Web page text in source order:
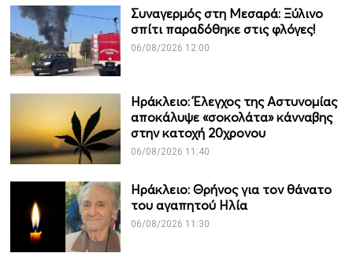
Συναγερμός στη Μεσαρά: Ξύλινο
σπίτι παραδόθηκε στις φλόγες!
06/08/2026 12:00
Ηράκλειο: Έλεγχος της Αστυνομίας
αποκάλυψε «σοκολάτα» κάνναβης
στην κατοχή 20χρονου
06/08/2026 11:40
Ηράκλειο: Θρήνος για τον θάνατο
του αγαπητού Ηλία
06/08/2026 11:30